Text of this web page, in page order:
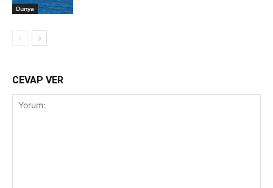
Dünya
CEVAP VER